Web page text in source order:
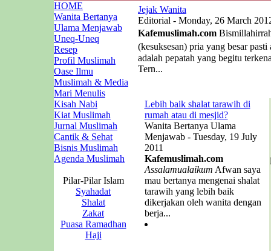
HOME
Wanita Bertanya
Ulama Menjawab
Uneq-Uneq
Resep
Profil Muslimah
Oase Ilmu
Muslimah & Media
Mari Menulis
Kisah Nabi
Kiat Muslimah
Jurnal Muslimah
Cantik & Sehat
Bisnis Muslimah
Agenda Muslimah
Pilar-Pilar Islam
Syahadat
Shalat
Zakat
Puasa Ramadhan
Haji
Jejak Wanita
Editorial - Monday, 26 March
Kafemuslimah.com
(kesuksesan) pria yang besar
adalah pepatah yang begitu
Tern...
Lebih baik shalat tarawih di
rumah atau di mesjid?
Wanita Bertanya Ulama
Menjawab - Tuesday, 19 July
2011
Kafemuslimah.com
Assalamualaikum Afwan saya
mau bertanya mengenai shalat
tarawih yang lebih baik
dikerjakan oleh wanita dengan
berja...